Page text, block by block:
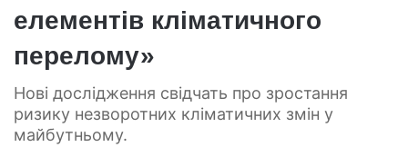
елементів кліматичного
перелому»
Нові дослідження свідчать про зростання
ризику незворотних кліматичних змін у
майбутньому.